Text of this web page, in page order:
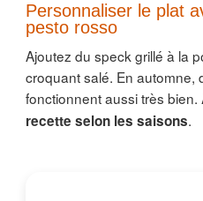
Personnaliser le plat
pesto rosso
Ajoutez du speck grillé à la
croquant salé. En automne,
fonctionnent aussi très bien.
recette selon les saisons.